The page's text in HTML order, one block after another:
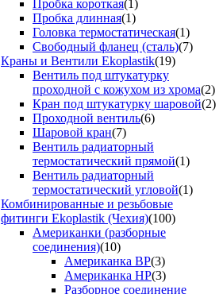
Пробка короткая(1)
Пробка длинная(1)
Головка термостатическая(1)
Свободный фланец (сталь)(7)
Краны и Вентили Ekoplastik(19)
Вентиль под штукатурку
проходной с кожухом из хрома(2)
Кран под штукатурку шаровой(2)
Проходной вентиль(6)
Шаровой кран(7)
Вентиль радиаторный
термостатический прямой(1)
Вентиль радиаторный
термостатический угловой(1)
Комбинированные и резьбовые
фитинги Ekoplastik (Чехия)(100)
Американки (разборные
соединения)(10)
Американка ВР(3)
Американка НР(3)
Разборное соединение